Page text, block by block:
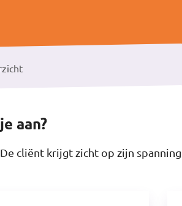
aan?
De cliënt krijgt zicht op zijn